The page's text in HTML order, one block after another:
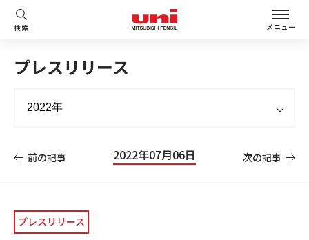
検索 メニュー
プレスリリース
前の記事 2022年07月06日 次の記事
プレスリリース